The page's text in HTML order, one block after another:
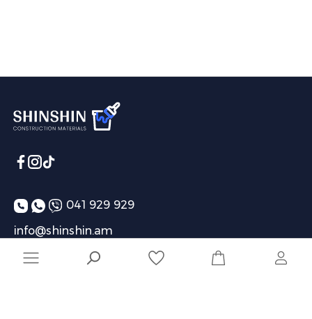
041 929 929
info@shinshin.am
Առաքման ժամեր՝ 10:00-19:00